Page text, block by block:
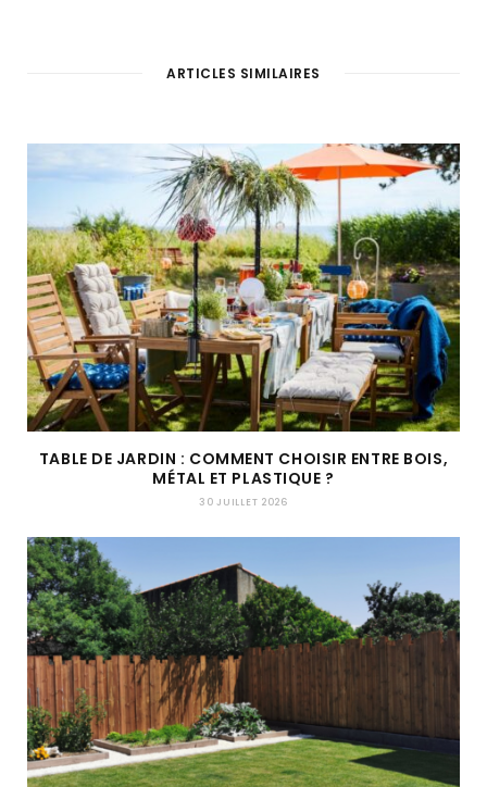
ARTICLES SIMILAIRES
TABLE DE JARDIN : COMMENT CHOISIR ENTRE BOIS,
MÉTAL ET PLASTIQUE ?
30 JUILLET 2026